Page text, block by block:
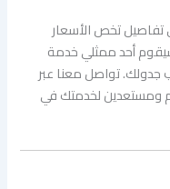
تفاصيل تخص الأسعار
أحد ممثلي خدمة
جدولك. تواصل معنا عبر
ومستعدين لخدمتك في